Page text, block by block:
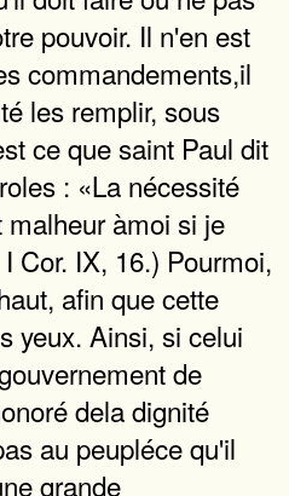
pouvoir. Il n'en est
commandements,il
les remplir, sous
ce que saint Paul dit
: «La nécessité
àmoi si je
Cor. IX, 16.) Pourmoi,
afin que cette
yeux. Ainsi, si celui
de
dela dignité
au peupléce qu'il
grande